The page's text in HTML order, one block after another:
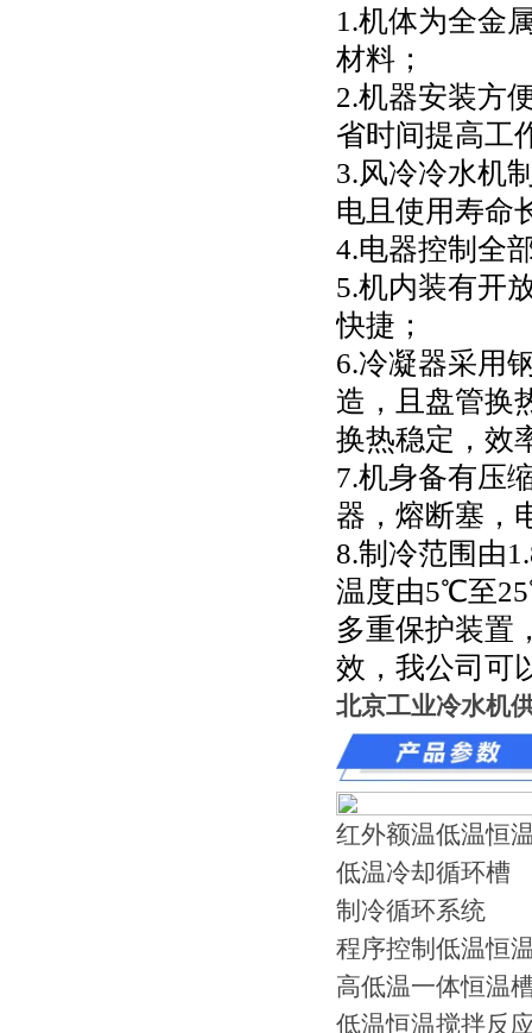
1.机体为全金
材料；
2.机器安装方
省时间提高工
3.风冷冷水机
电且使用寿命
4.电器控制全
5.机内装有开
快捷；
6.冷凝器采用
造，且盘管换
换热稳定，效
7.机身备有压
器，熔断塞，
8.制冷范围由
温度由5℃至
多重保护装置
效，我公司可
北京工业冷水机
红外额温低温恒
低温冷却循环槽
制冷循环系统
程序控制低温恒
高低温一体恒温
低温恒温搅拌反